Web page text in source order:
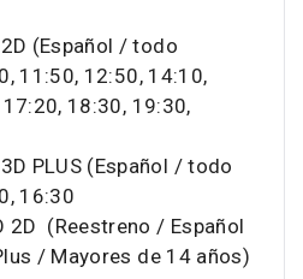
(Español / todo
11:50, 12:50, 14:10,
18:30, 19:30,
PLUS (Español / todo
16:30
2D (Reestreno / Español
/ Mayores de 14 años)